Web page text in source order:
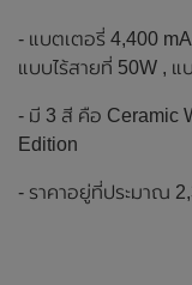
- แบตเตอรี่ 4,400
แบบไร้สายที่ 50W ,
- มี 3 สี คือ Ceramic
Edition
- ราคาอยู่ที่ประมาณ